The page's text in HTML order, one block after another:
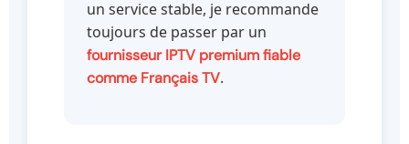
un service stable, je recommande
toujours de passer par un
fournisseur IPTV premium fiable
comme Français TV.